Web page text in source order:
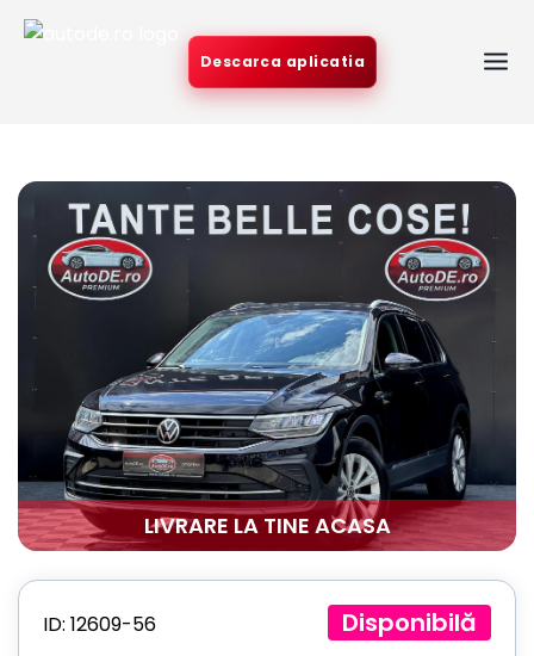
Descarca aplicatia
LIVRARE LA TINE ACASA
ID: 12609-56 Disponibilă